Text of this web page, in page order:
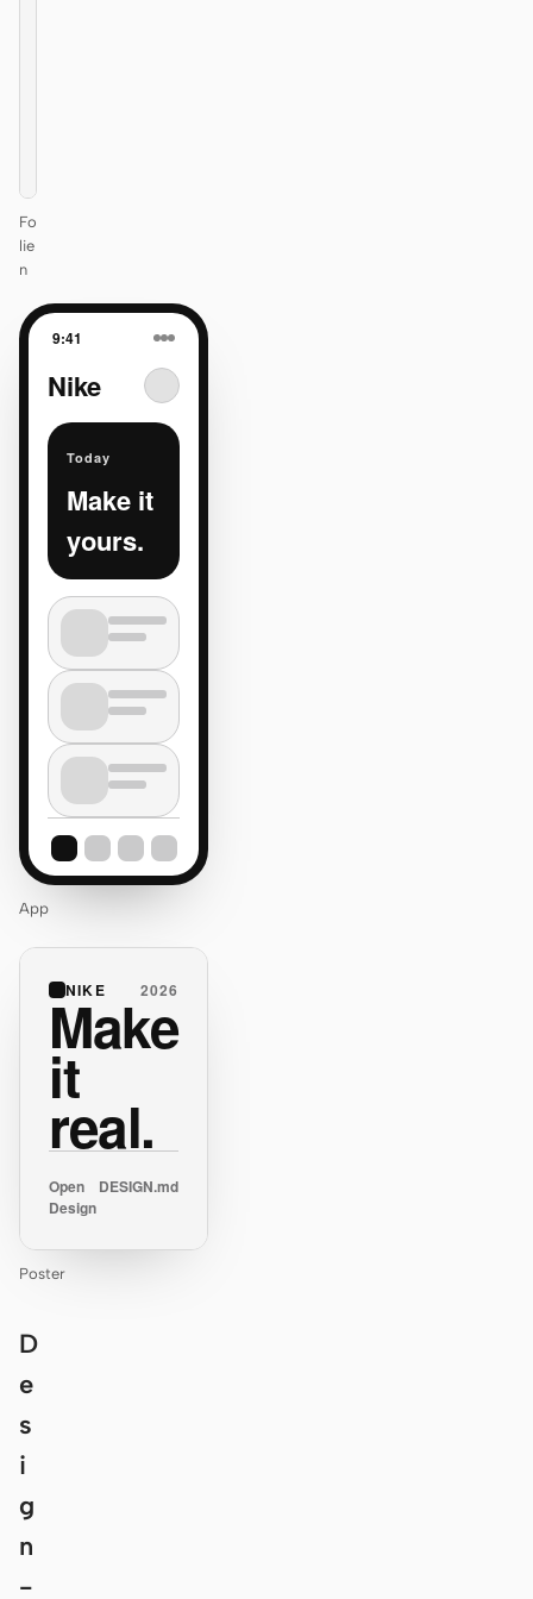
Fo
lie
n
9:41
Nike
Today
Make it
yours.
App
NIKE 2026
Make
it
real.
Open
Design
DESIGN.md
Poster
D
e
s
i
g
n
-